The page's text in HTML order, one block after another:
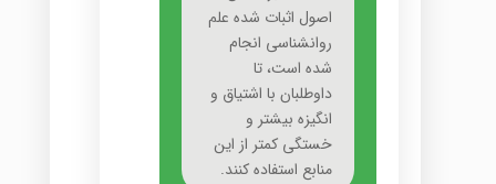
اصول اثبات شده علم
روانشناسی انجام
شده است، تا
داوطلبان با اشتیاق و
انگیزه بیشتر و
خستگی کمتر از این
منابع استفاده کنند.